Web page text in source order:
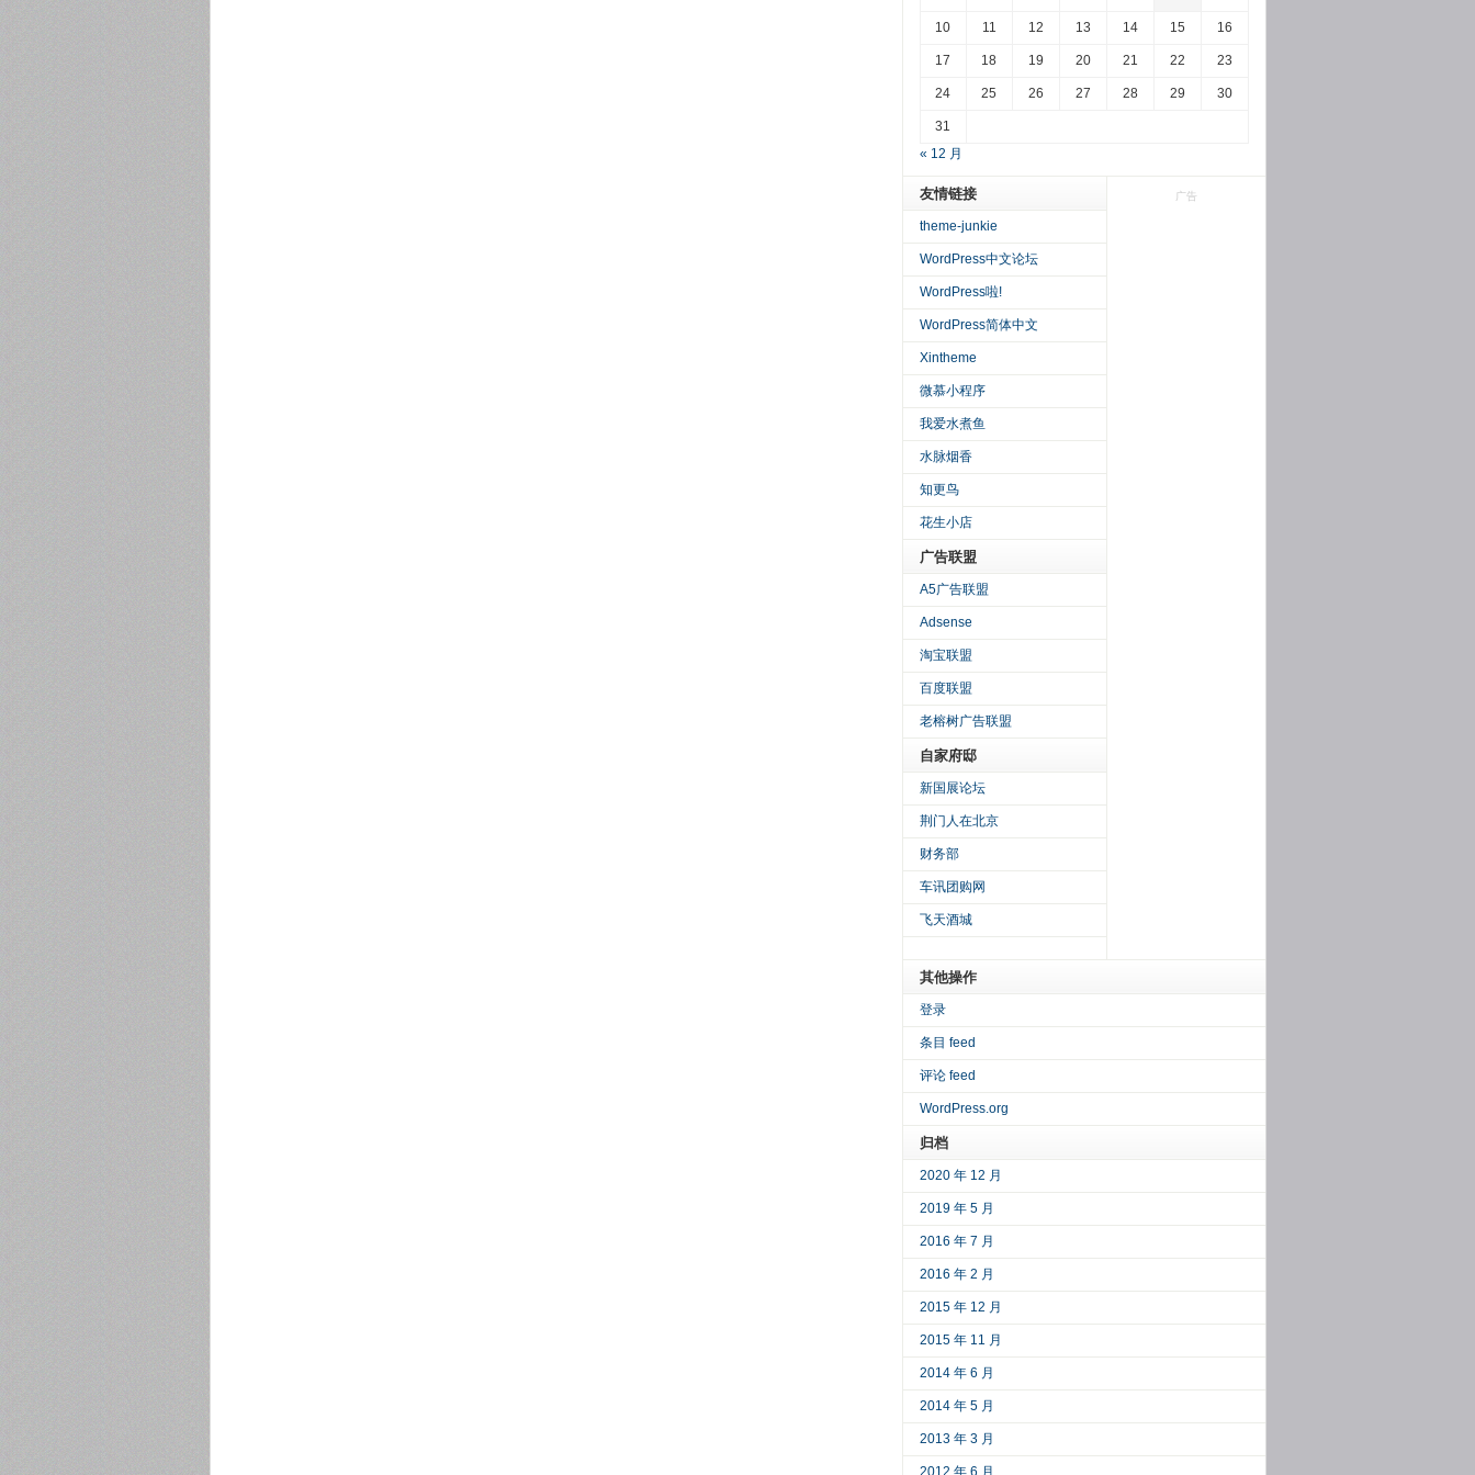
10 11 12 13 14 15 16
17 18 19 20 21 22 23
24 25 26 27 28 29 30
31
« 12 月
友情链接
theme-junkie
WordPress中文论坛
WordPress啦!
WordPress简体中文
Xintheme
微慕小程序
我爱水煮鱼
水脉烟香
知更鸟
花生小店
广告联盟
A5广告联盟
Adsense
淘宝联盟
百度联盟
老榕树广告联盟
自家府邸
新国展论坛
荆门人在北京
财务部
车讯团购网
飞天酒城
广告
其他操作
登录
条目 feed
评论 feed
WordPress.org
归档
2020 年 12 月
2019 年 5 月
2016 年 7 月
2016 年 2 月
2015 年 12 月
2015 年 11 月
2014 年 6 月
2014 年 5 月
2013 年 3 月
2012 年 6 月